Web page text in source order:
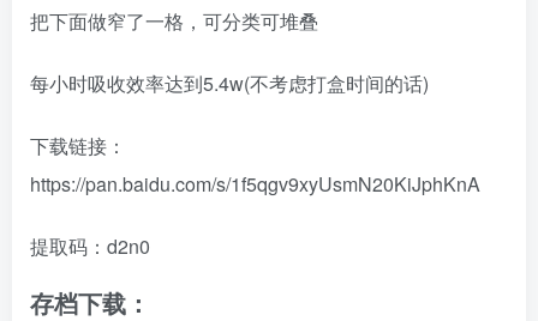
把下面做窄了一格，可分类可堆叠
每小时吸收效率达到5.4w(不考虑打盒时间的话)
下载链接：
https://pan.baidu.com/s/1f5qgv9xyUsmN20KiJphKnA
提取码：d2n0
存档下载：